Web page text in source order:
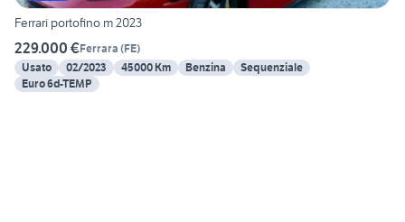
Ferrari portofino m 2023
229.000 €Ferrara (FE)
Usato
02/2023 45000 Km Benzina
Sequenziale
Euro 6d-TEMP